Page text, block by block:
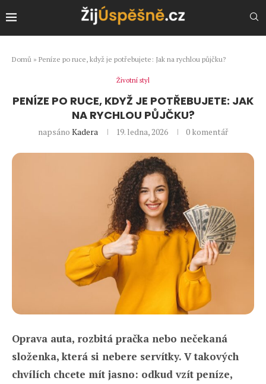
Domů » Peníze po ruce, když je potřebujete: Jak na rychlou půjčku?
Životní styl
PENÍZE PO RUCE, KDYŽ JE POTŘEBUJETE: JAK
NA RYCHLOU PŮJČKU?
napsáno Kadera 19. ledna, 2026 0 komentář
Oprava auta, rozbitá pračka nebo nečekaná
složenka, která si nebere servítky. V takových
chvílích chcete mít jasno: odkud vzít peníze,